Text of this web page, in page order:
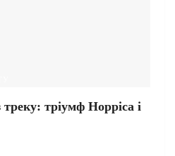
тріумф Норріса і